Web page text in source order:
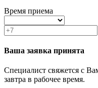
Время приема
Ваша заявка принята
Специалист свяжется с
завтра в рабочее время.